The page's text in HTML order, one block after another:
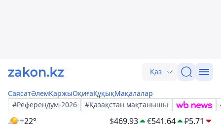
Қаз
СаясатӘлемҚаржыОқиғаҚұқықМақалалар
#Референдум-2026
#Қазақстан мақтанышы
+22° $469.93 €541.64 ₽5.71